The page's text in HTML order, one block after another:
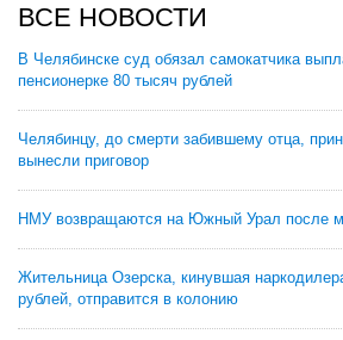
ВСЕ НОВОСТИ
В Челябинске суд обязал самокатчика
пенсионерке 80 тысяч рублей
Челябинцу, до смерти забившему отца,
вынесли приговор
НМУ возвращаются на Южный Урал после
Жительница Озерска, кинувшая
рублей, отправится в колонию